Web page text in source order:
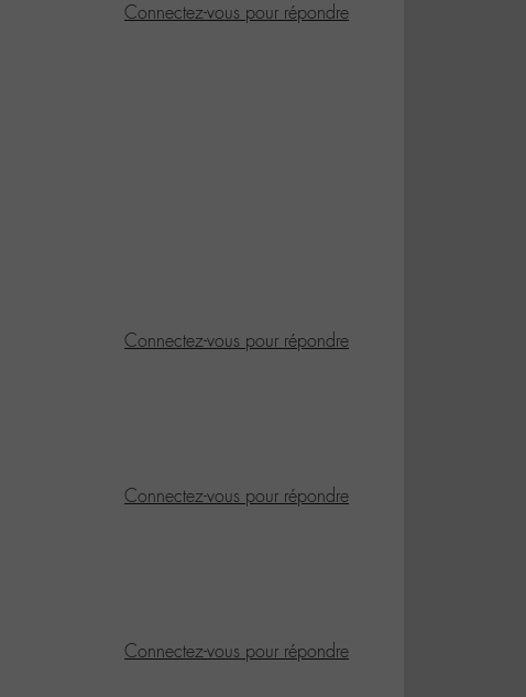
Connectez-vous pour répondre
Connectez-vous pour répondre
Connectez-vous pour répondre
Connectez-vous pour répondre